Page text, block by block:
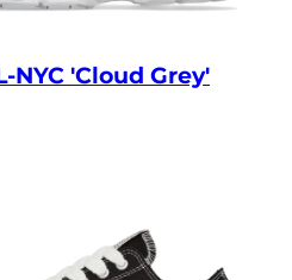
NYC 'Cloud Grey'